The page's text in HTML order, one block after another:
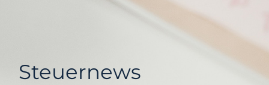
Steuernews